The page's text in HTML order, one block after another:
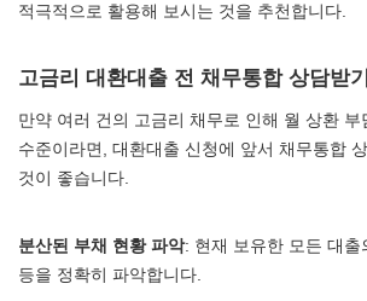
적극적으로 활용해 보시는 것을 추천합니다.
고금리 대환대출 전 채무통합 상담받기
만약 여러 건의 고금리 채무로 인해 월 상환
수준이라면, 대환대출 신청에 앞서 채무통합
것이 좋습니다.
분산된 부채 현황 파악: 현재 보유한 모든 대출
등을 정확히 파악합니다.